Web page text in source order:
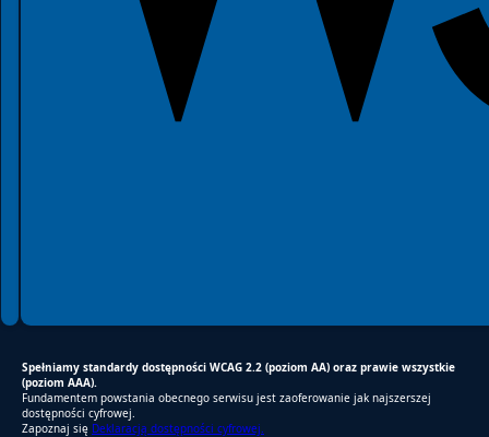
Spełniamy standardy dostępności WCAG 2.2 (poziom AA) oraz prawie wszystkie
(poziom AAA).
Fundamentem powstania obecnego serwisu jest zaoferowanie jak najszerszej
dostępności cyfrowej.
Zapoznaj się Deklaracją dostępności cyfrowej.